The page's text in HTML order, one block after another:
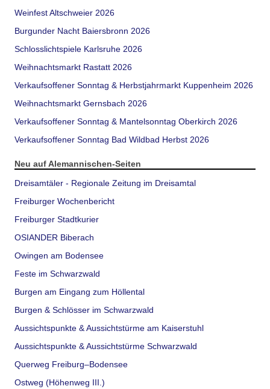
Weinfest Altschweier 2026
Burgunder Nacht Baiersbronn 2026
Schlosslichtspiele Karlsruhe 2026
Weihnachtsmarkt Rastatt 2026
Verkaufsoffener Sonntag & Herbstjahrmarkt Kuppenheim 2026
Weihnachtsmarkt Gernsbach 2026
Verkaufsoffener Sonntag & Mantelsonntag Oberkirch 2026
Verkaufsoffener Sonntag Bad Wildbad Herbst 2026
Neu auf Alemannischen-Seiten
Dreisamtäler - Regionale Zeitung im Dreisamtal
Freiburger Wochenbericht
Freiburger Stadtkurier
OSIANDER Biberach
Owingen am Bodensee
Feste im Schwarzwald
Burgen am Eingang zum Höllental
Burgen & Schlösser im Schwarzwald
Aussichtspunkte & Aussichtstürme am Kaiserstuhl
Aussichtspunkte & Aussichtstürme Schwarzwald
Querweg Freiburg–Bodensee
Ostweg (Höhenweg III.)